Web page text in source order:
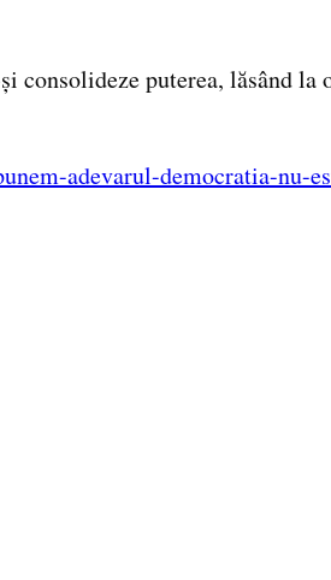
consolideze puterea, lăsând la
adevarul-democratia-nu-